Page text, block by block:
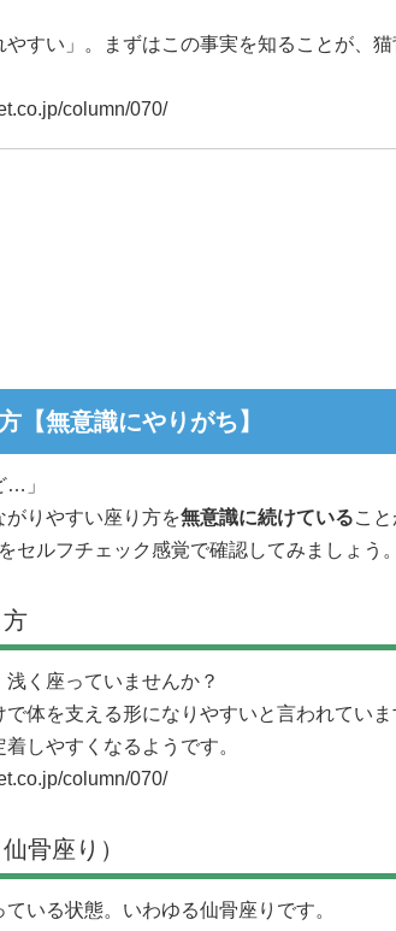
やすい」。まずはこの事実を知ることが、
column/070/
【無意識にやりがち】
…」
りやすい座り方を無意識に続けているこ
セルフチェック感覚で確認してみましょう。
浅く座っていませんか？
体を支える形になりやすいと言われてい
しやすくなるようです。
column/070/
骨座り）
いる状態。いわゆる仙骨座りです。